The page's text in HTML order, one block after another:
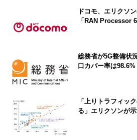
ドコモ、エリクソ
「RAN Processor
総務省が5G整備状
口カバー率は98.6%
「上りトラフィッ
る」エリクソンが